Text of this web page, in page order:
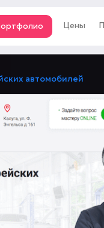
Цены
автомобилей